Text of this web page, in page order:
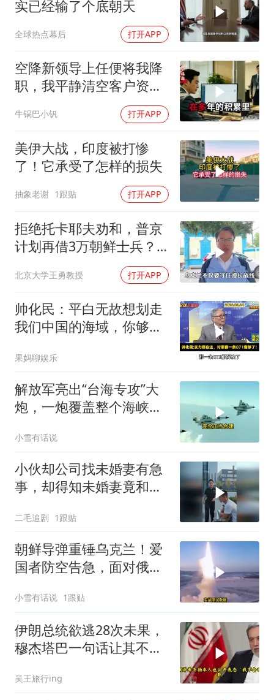
命案逃犯躲进深山21年活得像野人
东方之约 相约未来
实已经输了个底朝天
全球热点幕后 打开APP
空降新领导上任便将我降
职，我平静清空客户资
源，他事后求我回来稳住
业务
牛锅巴小钒 打开APP
美伊大战，印度被打惨
了！它承受了怎样的损失
抽象老谢 1跟贴 打开APP
拒绝托卡耶夫劝和，普京
计划再借3万朝鲜士兵？
北京大学王勇教授 打开APP
帅化民：平白无故想划走
我们中国的海域，你够格
果妈聊娱乐
解放军亮出“台海专攻”大
炮，一炮覆盖整个海峡，
小雪有话说
小伙却公司找未婚妻有急
事，却得知未婚妻竟和别
二毛追剧 1跟贴
朝鲜导弹重锤乌克兰！爱
国者防空告急，面对俄朝
绝望？
小雪有话说 1跟贴
伊朗总统欲逃28次未果，
穆杰塔巴一句话让其不敢
吴王旅行ing